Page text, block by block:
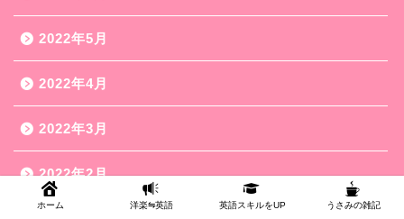
2022年5月
2022年4月
2022年3月
2022年2月
ホーム 洋楽⇋英語 英語スキルをUP うさみの雑記